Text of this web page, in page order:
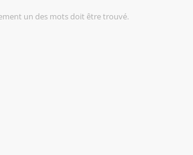
un des mots doit être trouvé.